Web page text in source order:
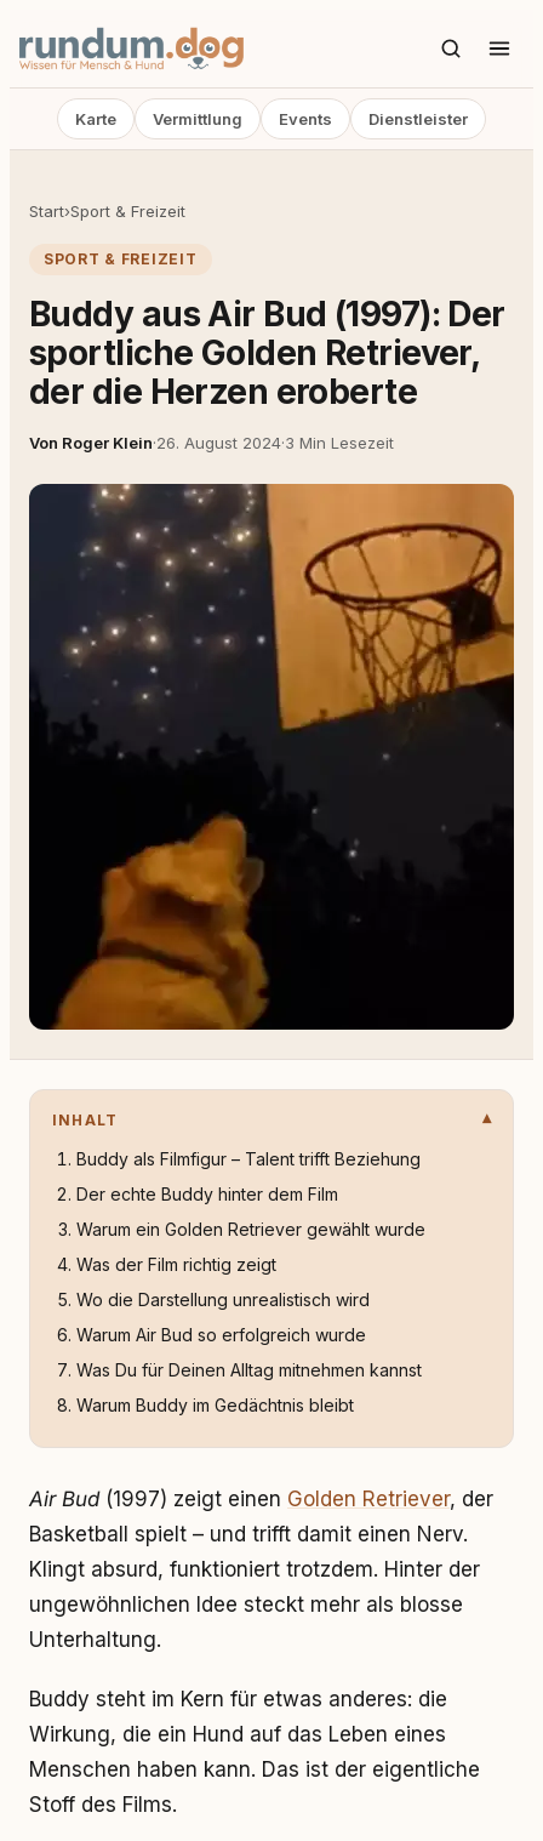
Karte Vermittlung Events Dienstleister
Start›Sport & Freizeit
SPORT & FREIZEIT
Buddy aus Air Bud (1997): Der
sportliche Golden Retriever,
der die Herzen eroberte
Von Roger Klein·26. August 2024·3 Min Lesezeit
INHALT
Buddy als Filmfigur – Talent trifft Beziehung
Der echte Buddy hinter dem Film
Warum ein Golden Retriever gewählt wurde
Was der Film richtig zeigt
Wo die Darstellung unrealistisch wird
Warum Air Bud so erfolgreich wurde
Was Du für Deinen Alltag mitnehmen kannst
Warum Buddy im Gedächtnis bleibt
Air Bud(1997) zeigt einen Golden Retriever, der
Basketball spielt – und trifft damit einen Nerv.
Klingt absurd, funktioniert trotzdem. Hinter der
ungewöhnlichen Idee steckt mehr als blosse
Unterhaltung.
Buddy steht im Kern für etwas anderes: die
Wirkung, die ein Hund auf das Leben eines
Menschen haben kann. Das ist der eigentliche
Stoff des Films.